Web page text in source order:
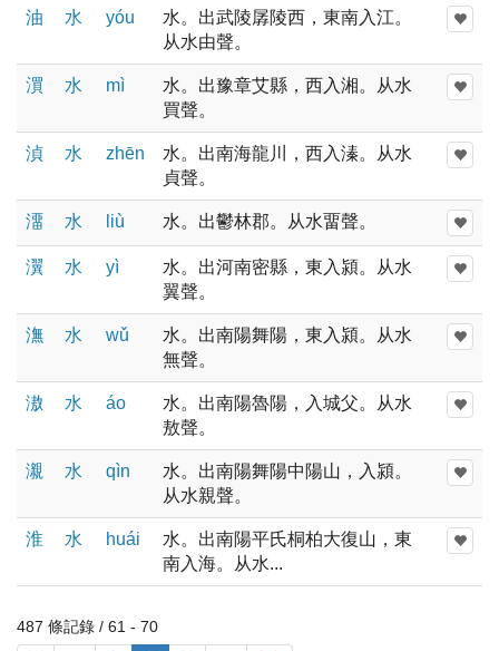
油 水 yóu
水。出武陵孱陵西，東南入江。
从水由聲。
㵋 水 mì
水。出豫章艾縣，西入湘。从水
買聲。
湞 水 zhēn
水。出南海龍川，西入溱。从水
貞聲。
澑 水 liù 水。出鬱林郡。从水畱聲。
瀷 水 yì
水。出河南密縣，東入潁。从水
翼聲。
潕 水 wǔ
水。出南陽舞陽，東入潁。从水
無聲。
滶 水 áo
水。出南陽魯陽，入城父。从水
敖聲。
瀙 水 qìn
水。出南陽舞陽中陽山，入潁。
从水親聲。
淮 水 huái
水。出南陽平氏桐柏大復山，東
南入海。从水...
487 條記錄 / 61 - 70